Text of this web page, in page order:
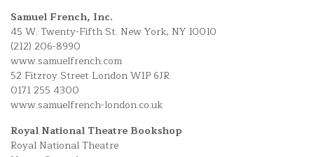
Samuel French, Inc.
45 W. Twenty-Fifth St. New York, NY 10010
(212) 206-8990
www.samuelfrench.com
52 Fitzroy Street London W1P 6JR
0171 255 4300
www.samuelfrench-london.co.uk
Royal National Theatre Bookshop
Royal National Theatre